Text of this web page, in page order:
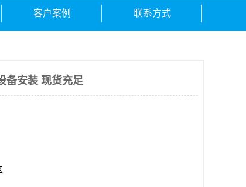
客户案例 联系方式
备安装 现货充足